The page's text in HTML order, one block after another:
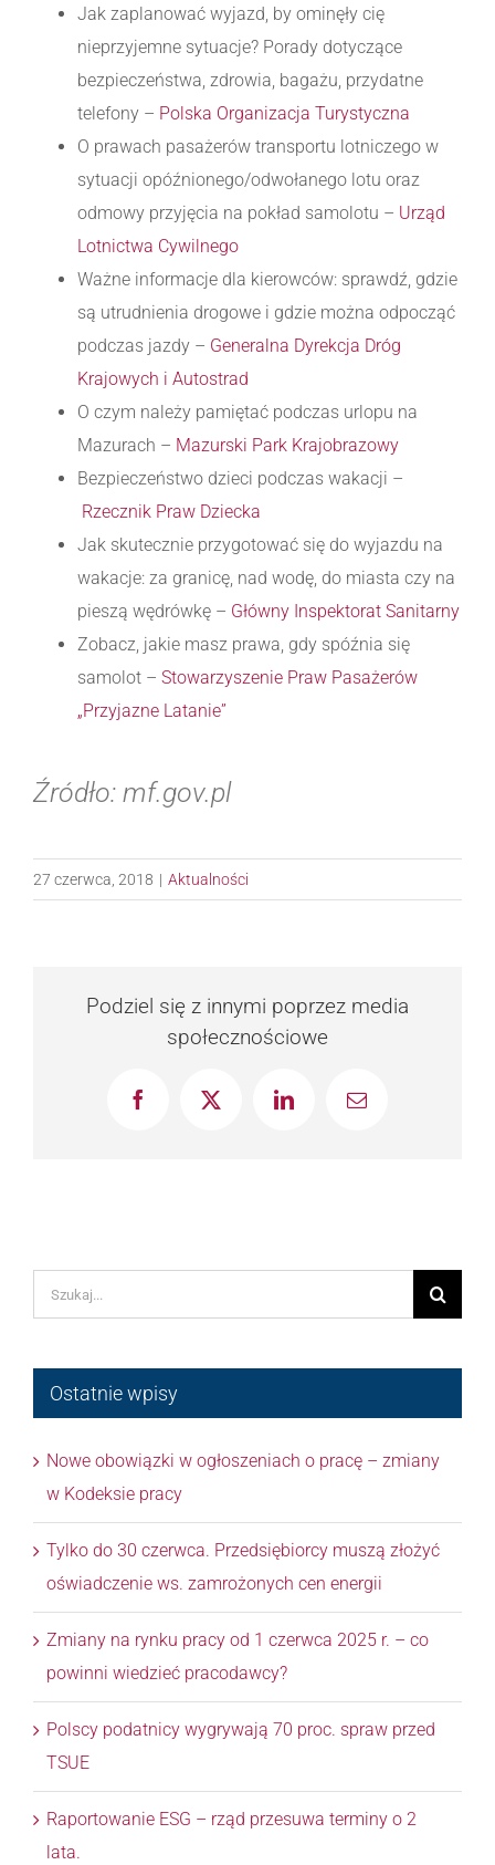
Jak zaplanować wyjazd, by ominęły cię
nieprzyjemne sytuacje? Porady dotyczące
bezpieczeństwa, zdrowia, bagażu, przydatne
telefony – Polska Organizacja Turystyczna
O prawach pasażerów transportu lotniczego w
sytuacji opóźnionego/odwołanego lotu oraz
odmowy przyjęcia na pokład samolotu – Urząd
Lotnictwa Cywilnego
Ważne informacje dla kierowców: sprawdź, gdzie
są utrudnienia drogowe i gdzie można odpocząć
podczas jazdy – Generalna Dyrekcja Dróg
Krajowych i Autostrad
O czym należy pamiętać podczas urlopu na
Mazurach – Mazurski Park Krajobrazowy
Bezpieczeństwo dzieci podczas wakacji –
Rzecznik Praw Dziecka
Jak skutecznie przygotować się do wyjazdu na
wakacje: za granicę, nad wodę, do miasta czy na
pieszą wędrówkę – Główny Inspektorat Sanitarny
Zobacz, jakie masz prawa, gdy spóźnia się
samolot – Stowarzyszenie Praw Pasażerów
„Przyjazne Latanie”
Źródło: mf.gov.pl
27 czerwca, 2018 | Aktualności
Podziel się z innymi poprzez media
społecznościowe
FacebookX LinkedInEmail
Szukaj
Ostatnie wpisy
Nowe obowiązki w ogłoszeniach o pracę – zmiany
w Kodeksie pracy
Tylko do 30 czerwca. Przedsiębiorcy muszą złożyć
oświadczenie ws. zamrożonych cen energii
Zmiany na rynku pracy od 1 czerwca 2025 r. – co
powinni wiedzieć pracodawcy?
Polscy podatnicy wygrywają 70 proc. spraw przed
TSUE
Raportowanie ESG – rząd przesuwa terminy o 2
lata.